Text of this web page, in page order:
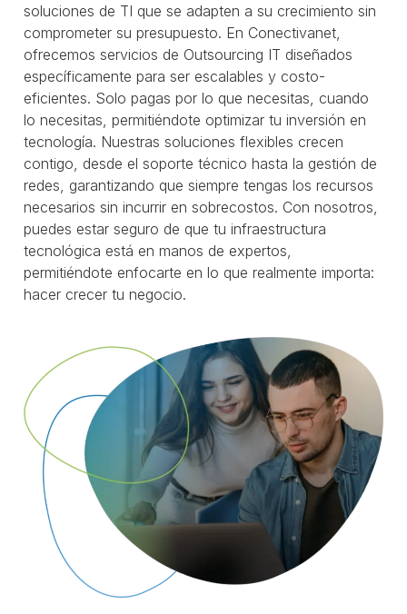
soluciones de TI que se adapten a su crecimiento sin
comprometer su presupuesto. En Conectivanet,
ofrecemos servicios de Outsourcing IT diseñados
específicamente para ser escalables y costo-
eficientes. Solo pagas por lo que necesitas, cuando
lo necesitas, permitiéndote optimizar tu inversión en
tecnología. Nuestras soluciones flexibles crecen
contigo, desde el soporte técnico hasta la gestión de
redes, garantizando que siempre tengas los recursos
necesarios sin incurrir en sobrecostos. Con nosotros,
puedes estar seguro de que tu infraestructura
tecnológica está en manos de expertos,
permitiéndote enfocarte en lo que realmente importa:
hacer crecer tu negocio.